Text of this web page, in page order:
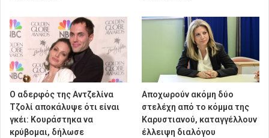
Ο αδερφός της Αντζελίνα
Τζολί αποκάλυψε ότι είναι
γκέι: Κουράστηκα να
κρύβομαι, δήλωσε
Αποχωρούν ακόμη δύο
στελέχη από το κόμμα της
Καρυστιανού, καταγγέλλουν
έλλειψη διαλόγου